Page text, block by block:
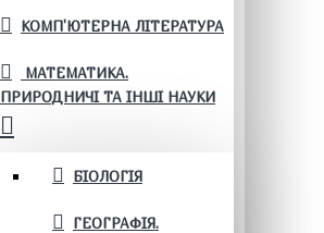
КОМП'ЮТЕРНА ЛІТЕРАТУРА
МАТЕМАТИКА.
ПРИРОДНИЧІ ТА ІНШІ НАУКИ
БІОЛОГІЯ
ГЕОГРАФІЯ.